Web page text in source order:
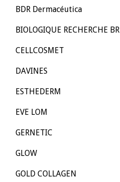
BDR Dermacéutica
BIOLOGIQUE RECHERCHE BR
CELLCOSMET
DAVINES
ESTHEDERM
EVE LOM
GERNETIC
GLOW
GOLD COLLAGEN